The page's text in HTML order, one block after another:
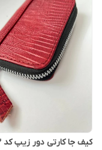
کیف جا کارتی دور زیپ کد ۱۲